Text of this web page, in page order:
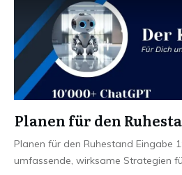
Planen für den
Planen für den Ruhestand Eingabe
umfassende, wirksame Strategien